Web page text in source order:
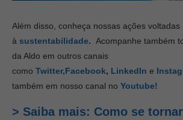
Além disso, conheça nossas ações voltadas
à sustentabilidade. Acompanhe também
da Aldo em outros canais
como Twitter,Facebook, LinkedIn e
também em nosso canal no Youtube!
> Saiba mais: Como se